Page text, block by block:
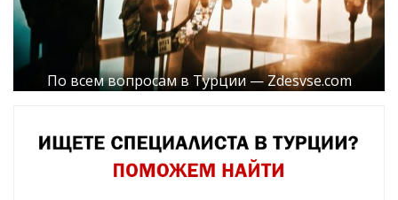
По всем вопросам в Турции — Zdesvse.com